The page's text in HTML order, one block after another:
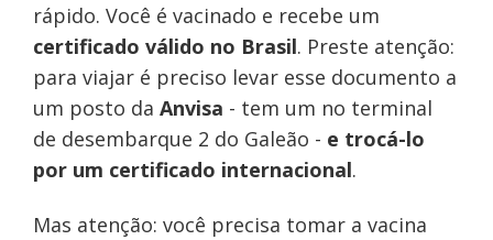
rápido. Você é vacinado e recebe um
certificado válido no Brasil. Preste atenção:
para viajar é preciso levar esse documento a
um posto da Anvisa - tem um no terminal
de desembarque 2 do Galeão - e trocá-lo
por um certificado internacional.
Mas atenção: você precisa tomar a vacina